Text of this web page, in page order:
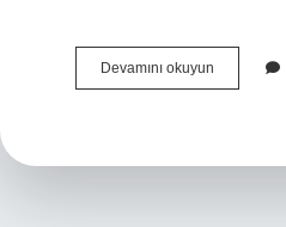
Devamını okuyun Camadan
Ne